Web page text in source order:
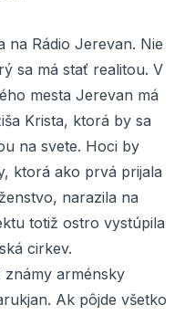
na Rádio Jerevan. Nie
sa má stať realitou. V
mesta Jerevan má
Krista, ktorá by sa
na svete. Hoci by
ktorá ako prvá prijala
narazila na
totiž ostro vystúpila
cirkev.
arménsky
Ak pôjde všetko